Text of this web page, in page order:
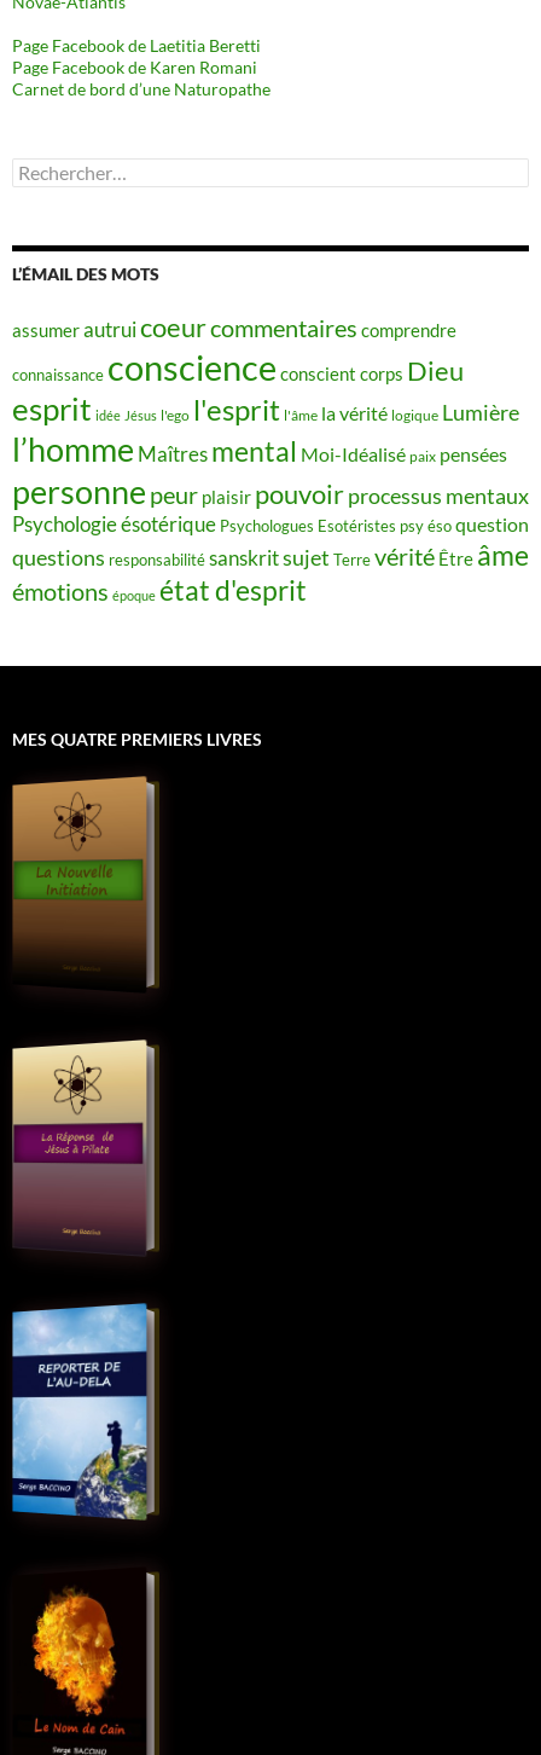
Page Facebook de Laetitia Beretti
Page Facebook de Karen Romani
Carnet de bord d’une Naturopathe
Rechercher :
L’ÉMAIL DES MOTS
assumerautruicoeurcommentaires comprendre
connaissance conscience conscient corps Dieu
esprit idée Jésus l'ego l'esprit l'âme la vérité logique Lumière
l’homme Maîtres mental Moi-Idéalisé paix pensées
personne peur plaisir pouvoirprocessus mentaux
Psychologie ésotérique Psychologues Esotéristes psy ésoquestion
questions responsabilitésanskritsujet Terrevérité Être âme
émotions époque état d'esprit
MES QUATRE PREMIERS LIVRES